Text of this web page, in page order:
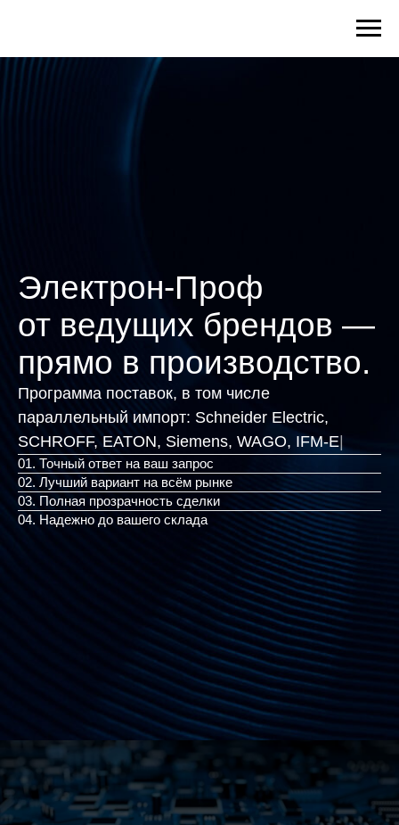
Электрон-Проф
от ведущих брендов —
прямо в производство.
Программа поставок, в том числе
параллельный импорт: Schneider Electric,
SCHROFF, EATON, Siemens|
01. Точный ответ на ваш запрос
02. Лучший вариант на всём рынке
03. Полная прозрачность сделки
04. Надежно до вашего склада